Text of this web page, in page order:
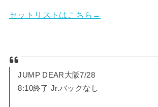
セットリストはこちら→
JUMP DEAR大阪7/28
8:10終了 Jr.バックなし